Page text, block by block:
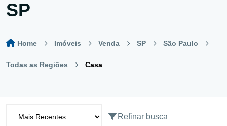
SP
Home Imóveis Venda SP São Paulo
Todas as Regiões Casa
Refinar busca